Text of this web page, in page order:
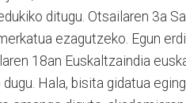
ditugu. Otsailaren 3a
ezagutzeko. Egun
18an Euskaltzaindia
Hala, bisita gidatua